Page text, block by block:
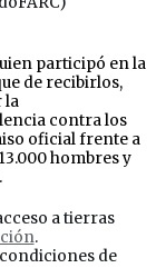
participó en la
de recibirlos,
la
contra los
oficial frente a
hombres y
a tierras
.
de